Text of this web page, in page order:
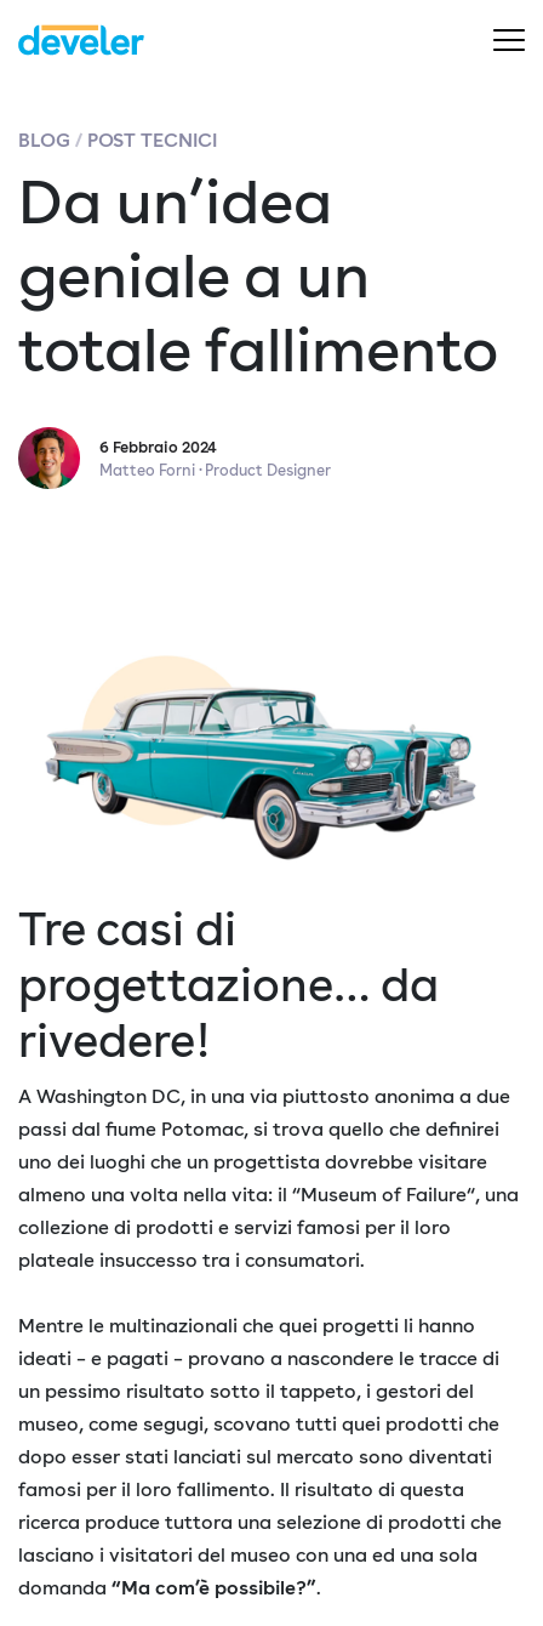
BLOG POST TECNICI
Da un’idea
geniale a un
totale fallimento
6 Febbraio 2024
Matteo Forni · Product Designer
Tre casi di
progettazione… da
rivedere!
A Washington DC, in una via piuttosto anonima a due
passi dal fiume Potomac, si trova quello che definirei
uno dei luoghi che un progettista dovrebbe visitare
almeno una volta nella vita: il “Museum of Failure“, una
collezione di prodotti e servizi famosi per il loro
plateale insuccesso tra i consumatori.
Mentre le multinazionali che quei progetti li hanno
ideati – e pagati – provano a nascondere le tracce di
un pessimo risultato sotto il tappeto, i gestori del
museo, come segugi, scovano tutti quei prodotti che
dopo esser stati lanciati sul mercato sono diventati
famosi per il loro fallimento. Il risultato di questa
ricerca produce tuttora una selezione di prodotti che
lasciano i visitatori del museo con una ed una sola
domanda “Ma com’è possibile?”.